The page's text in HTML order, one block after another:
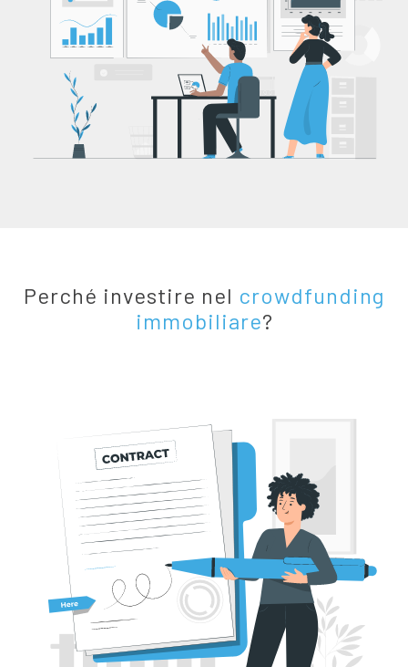
Perché investire nel crowdfunding
immobiliare?